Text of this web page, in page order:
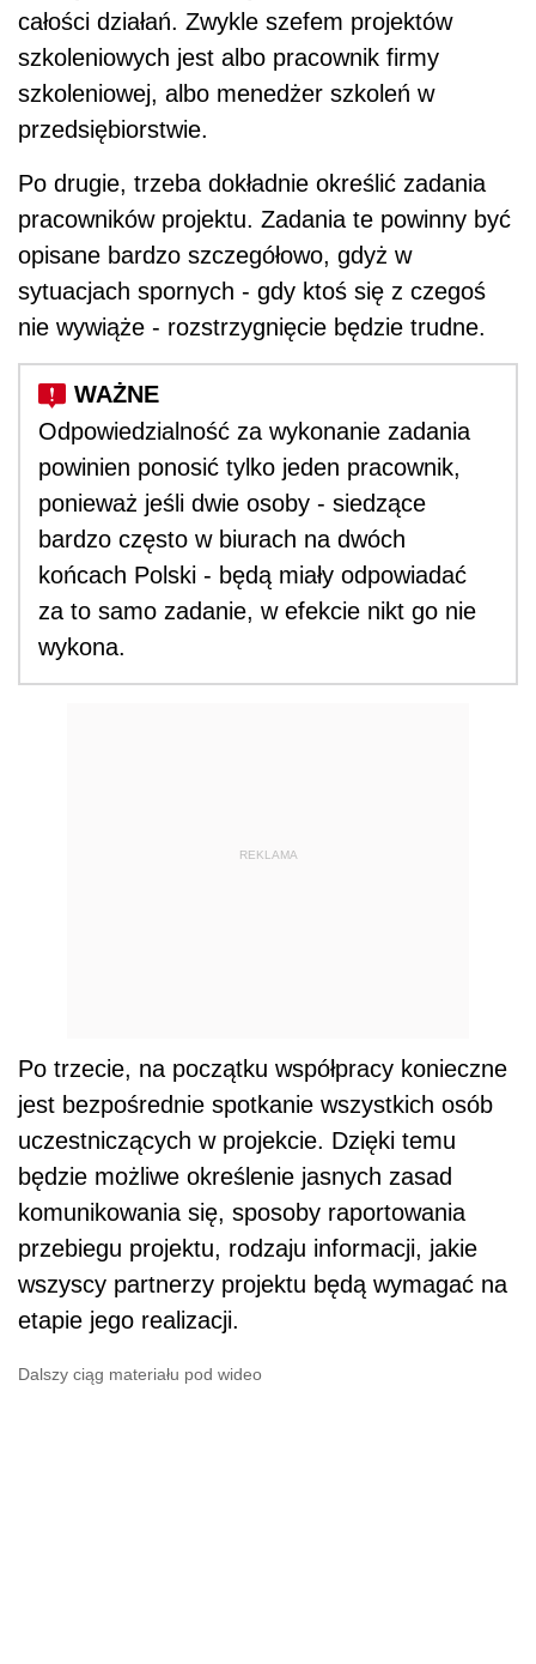
całości działań. Zwykle szefem projektów
szkoleniowych jest albo pracownik firmy
szkoleniowej, albo menedżer szkoleń w
przedsiębiorstwie.
Po drugie, trzeba dokładnie określić zadania
pracowników projektu. Zadania te powinny być
opisane bardzo szczegółowo, gdyż w
sytuacjach spornych - gdy ktoś się z czegoś
nie wywiąże - rozstrzygnięcie będzie trudne.
Odpowiedzialność za wykonanie zadania
powinien ponosić tylko jeden pracownik,
ponieważ jeśli dwie osoby - siedzące
bardzo często w biurach na dwóch
końcach Polski - będą miały odpowiadać
za to samo zadanie, w efekcie nikt go nie
wykona.
REKLAMA
Po trzecie, na początku współpracy konieczne
jest bezpośrednie spotkanie wszystkich osób
uczestniczących w projekcie. Dzięki temu
będzie możliwe określenie jasnych zasad
komunikowania się, sposoby raportowania
przebiegu projektu, rodzaju informacji, jakie
wszyscy partnerzy projektu będą wymagać na
etapie jego realizacji.
Dalszy ciąg materiału pod wideo